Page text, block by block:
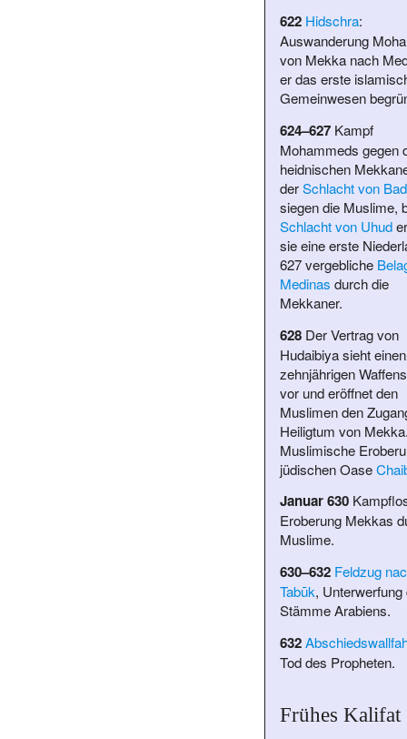
622 Hidschra:
Auswanderung
von Mekka nach
er das erste
Gemeinwesen
624–627Kampf
Mohammeds gegen
heidnischen
derSchlacht von
siegen die Muslime,
Schlacht von Uhud
sie eine erste
627 vergebliche
Medinas durch die
Mekkaner.
628Der Vertrag von
Hudaibiya sieht einen
zehnjährigen
vor und eröffnet den
Muslimen den
Heiligtum von
Muslimische
jüdischen Oase
Januar 630
Eroberung Mekkas
Muslime.
630–632 Feldzug
Tabūk, Unterwerfung
Stämme Arabiens.
632
Tod des Propheten.
Frühes Kalifat